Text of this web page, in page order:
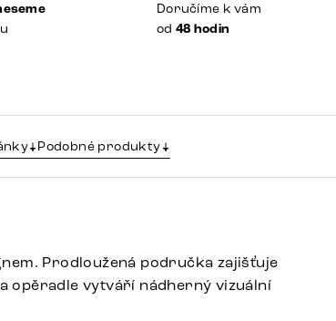
Doručíme k vám
od 48 hodin
Podobné produkty
Prodloužená područka zajišťuje
opěradle vytváří nádherný vizuální